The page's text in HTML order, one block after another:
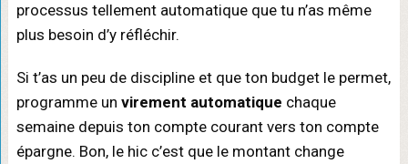
processus tellement automatique que tu n’as même
plus besoin d’y réfléchir.
Si t’as un peu de discipline et que ton budget le permet,
programme un virement automatique chaque
semaine depuis ton compte courant vers ton compte
épargne. Bon, le hic c’est que le montant change